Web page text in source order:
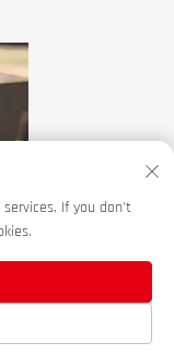
Tool Works Ltd.
de privacidad
If you don't